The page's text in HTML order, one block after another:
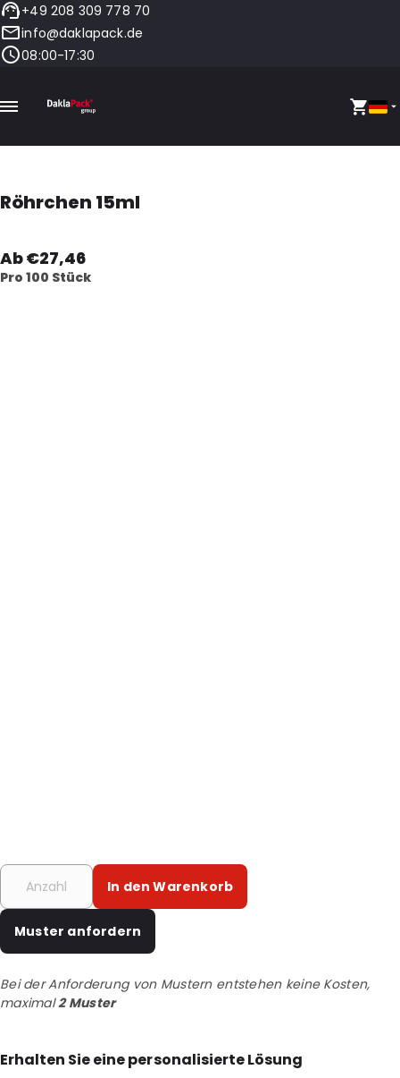
+49 208 309 778 70
info@daklapack.de
08:00-17:30
Röhrchen 15ml
Ab €27,46
Pro 100 Stück
In den Warenkorb
Muster anfordern
Bei der Anforderung von Mustern entstehen keine Kosten,
maximal2 Muster
Erhalten Sie eine personalisierte Lösung